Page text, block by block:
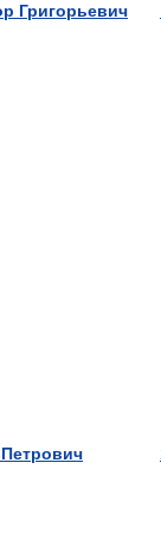
Григорьевич